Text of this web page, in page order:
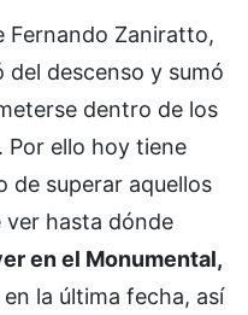
Fernando Zaniratto,
del descenso y sumó
dentro de los
Por ello hoy tiene
de superar aquellos
hasta dónde
en el Monumental,
la última fecha, así